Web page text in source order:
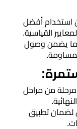
استخدام أفضل
القياسية.
يضمن وصول
من مراحل
تطبيق